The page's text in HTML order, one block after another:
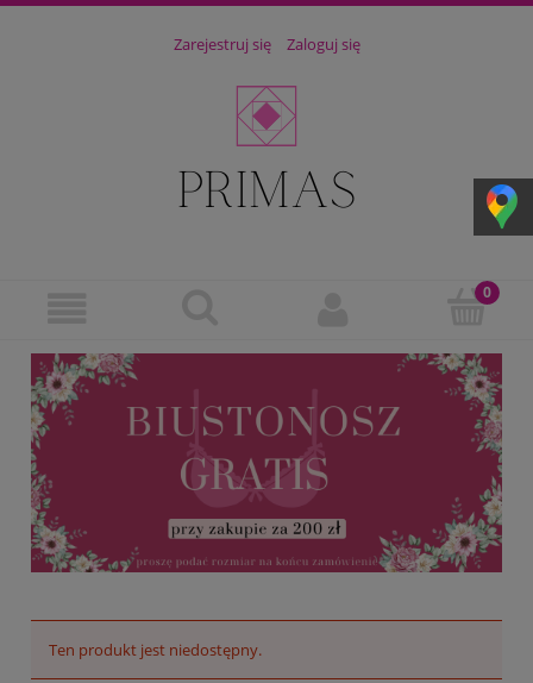
Zarejestruj się Zaloguj się
Ten produkt jest niedostępny.